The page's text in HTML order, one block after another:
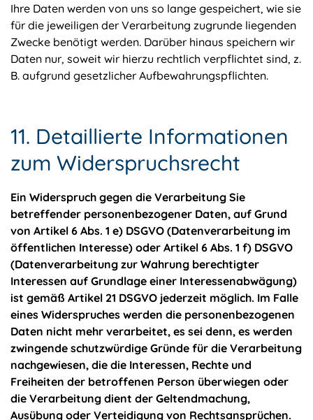
Ihre Daten werden von uns so lange gespeichert, wie sie
für die jeweiligen der Verarbeitung zugrunde liegenden
Zwecke benötigt werden. Darüber hinaus speichern wir
Daten nur, soweit wir hierzu rechtlich verpflichtet sind, z.
B. aufgrund gesetzlicher Aufbewahrungspflichten.
11. Detaillierte Informationen
zum Widerspruchsrecht
Ein Widerspruch gegen die Verarbeitung Sie
betreffender personenbezogener Daten, auf Grund
von Artikel 6 Abs. 1 e) DSGVO (Datenverarbeitung im
öffentlichen Interesse) oder Artikel 6 Abs. 1 f) DSGVO
(Datenverarbeitung zur Wahrung berechtigter
Interessen auf Grundlage einer Interessenabwägung)
ist gemäß Artikel 21 DSGVO jederzeit möglich. Im Falle
eines Widerspruches werden die personenbezogenen
Daten nicht mehr verarbeitet, es sei denn, es werden
zwingende schutzwürdige Gründe für die Verarbeitung
nachgewiesen, die die Interessen, Rechte und
Freiheiten der betroffenen Person überwiegen oder
die Verarbeitung dient der Geltendmachung,
Ausübung oder Verteidigung von Rechtsansprüchen.